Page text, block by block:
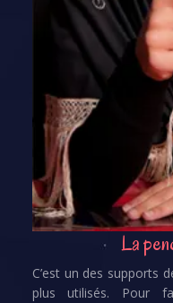
La
C’est un des supports
plus utilisés. Pour